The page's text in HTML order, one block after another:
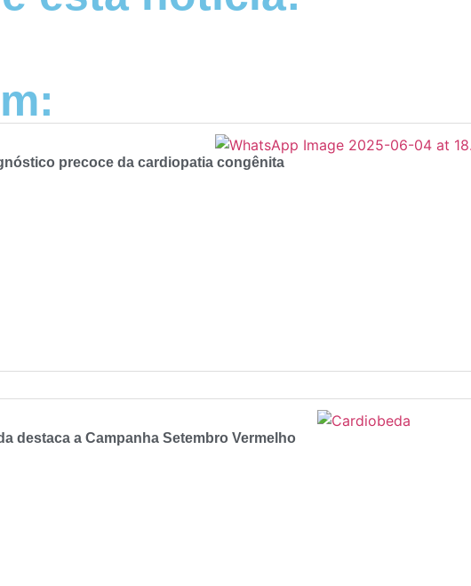
precoce da cardiopatia congênita
destaca a Campanha Setembro Vermelho